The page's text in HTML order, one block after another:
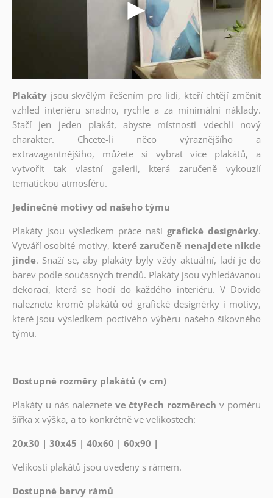
Plakáty jsou skvělým řešením pro lidi, kteří chtějí změnit
vzhled interiéru snadno, rychle a za minimální náklady.
Stačí jen jeden plakát, abyste místnosti vdechli nový
charakter. Chcete-li něco výraznějšího a
extravagantnějšího, můžete si vybrat více plakátů, a
vytvořit tak vlastní galerii, která zaručeně vykouzlí
tematickou atmosféru.
Jedinečné motivy od našeho týmu
Plakáty jsou výsledkem práce naší grafické designérky.
Vytváří osobité motivy, které zaručeně nenajdete nikde
jinde. Snaží se, aby plakáty byly vždy aktuální, ladí je do
barev podle současných trendů. Plakáty jsou vyhledávanou
dekorací, která se hodí do každého interiéru. V Dovido
naleznete kromě plakátů od grafické designérky i motivy,
které jsou výsledkem poctivého výběru našeho šikovného
týmu.
Dostupné rozměry plakátů (v cm)
Plakáty u nás naleznete ve čtyřech rozměrech v poměru
šířka x výška, a to konkrétně ve velikostech:
20x30 | 30x45 | 40x60 | 60x90 |
Velikosti plakátů jsou uvedeny s rámem.
Dostupné barvy rámů